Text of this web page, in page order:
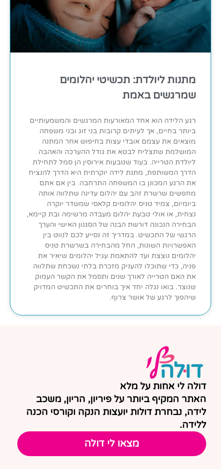
מתנות ליולדת: תכשיטי יהלומים
שמרגשים באמת
רגע הלידה הוא אחד המאורעות המרגשים והמשמעותיים
ביותר בחיים, אך לעיתים קרובות בני זוג ובני משפחה
מוצאים את עצמם אובדי עצות בחיפוש אחר המתנה
המושלמת שתצליח לבטא את גודל ההערכה והאהבה
ליולדת הטרייה. בעוד שטבעות אירוסין הן סמל לתחילת
הדרך המשותפת, מתנת לידה יוקרתית היא הדרך להנציח
את הרגע המכונן בו המשפחה התרחבה. בין אם אתם
מחפשים שרשרת זהב עם יהלום עדינה שתלווה אותה
ביומיום, צמיד טניס יהלומים קלאסי שמשדר יוקרה
נצחית, או אולי טבעת יהלום מעבדה מרשימה ובת קיימא,
הבחירה הנכונה דורשת הבנה של הסגנון האישי והערך
הרגשי של התכשיט. במדריך זה נסייע לכם לנווט בין
האפשרויות השונות, החל מהבחירה בשרשרת טניס
יהלומים נוצצת ועד להתאמת עגיל יהלומים שיאיר את
פניה, כדי שתוכלו להעניק מזכרת בלתי נשכחת שתלווה
את האם הטרייה לאורך שנים ותסמל את הקשר העמוק
שנוצר. בואו נגלה יחד איך בוחרים את התכשיט המדויק
שיהפוך לרגע של אושר צרוף.
דולה לי אחות על מלא
האתר המקיף ביותר על פיריון, הריון, משכב
לידה, נבחרת דולות יועצות הנקה וקורסי הכנה
ללידה.
מצאו לי דולה